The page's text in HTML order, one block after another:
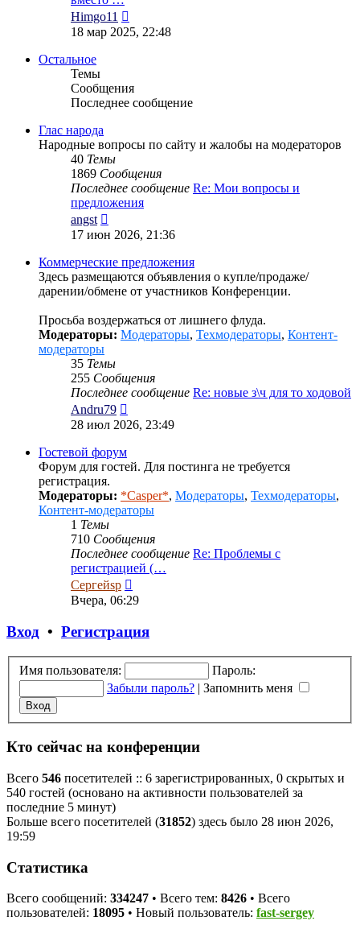
Himgo11
к
18 мар 2025, 22:48
Остальное
Темы
Сообщения
Последнее сообщение
Глас народа
Народные вопросы по сайту и жалобы на модераторов
40 Темы
1869 Сообщения
Последнее сообщение Re: Мои вопросы и
предложения
angst
к
сообщению
17 июн 2026, 21:36
Коммерческие предложения
Здесь размещаются объявления о купле/продаже/
дарении/обмене от участников Конференции.
Просьба воздержаться от лишнего флуда.
Модераторы: Модераторы, Техмодераторы, Контент-
модераторы
35 Темы
255 Сообщения
Последнее сообщение Re: новые з\ч для то ходовой
Andru79
к
28 июл 2026, 23:49
Гостевой форум
Форум для гостей. Для постинга не требуется
регистрация.
Модераторы: *Casper*, Модераторы, Техмодераторы,
Контент-модераторы
1 Темы
710 Сообщения
Последнее сообщение Re: Проблемы с
регистрацией (…
Сергейsp
к
Вчера, 06:29
Вход • Регистрация
Имя пользователя:
Пароль:
Забыли пароль? | Запомнить меня
Кто сейчас на конференции
Всего 546 посетителей :: 6 зарегистрированных, 0 скрытых и
540 гостей (основано на активности пользователей за
последние 5 минут)
Больше всего посетителей (31852) здесь было 28 июн 2026,
19:59
Статистика
Всего сообщений: 334247 • Всего тем: 8426 • Всего
пользователей: 18095 • Новый пользователь: fast-sergey